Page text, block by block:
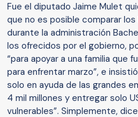
Fue el diputado Jaime Mulet
que no es posible comparar
durante la administración
los ofrecidos por el gobierno,
“para apoyar a una familia que
para enfrentar marzo”, e
solo en ayuda de las grandes
4 mil millones y entregar solo
vulnerables”. Simplemente,